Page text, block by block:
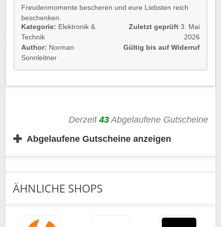
Freudenmomente bescheren und eure Liebsten reich
beschenken.
Gültig für alle, ob Neu- oder Bestandskund*innen, und
das bis auf Widerruf.
Lächeln ins Gesicht.
Kategorie: Elektronik &
Technik
Author: Norman
Sonnleitner
Zuletzt geprüft 3. Mai
2026
Gültig bis auf Widerruf
Derzeit43 Abgelaufene Gutscheine
✚ Abgelaufene Gutscheine anzeigen
ÄHNLICHE SHOPS